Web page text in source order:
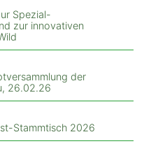
Spezial-
zur innovativen
der
26.02.26
Stammtisch 2026